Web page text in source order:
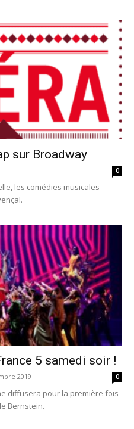
sur Broadway
0
les comédies musicales
5 samedi soir !
2019 0
diffusera pour la première fois
Bernstein.